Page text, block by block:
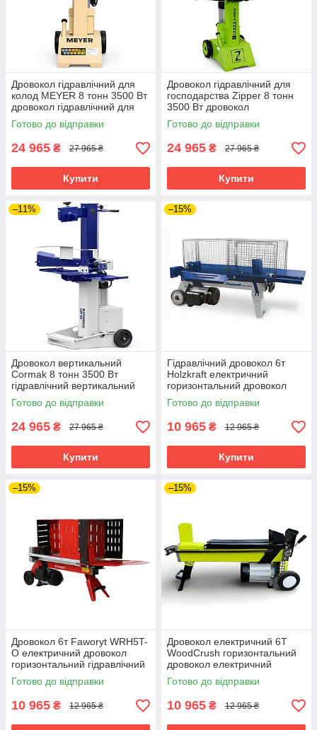
Дровокол гідравлічний для
колод MEYER 8 тонн 3500 Вт
дровокол гідравлічний для
швидкої колки дров
Готово до відправки
24 965 ₴ 27 965 ₴
Купити
Дровокол гідравлічний для
господарства Zipper 8 тонн
3500 Вт дровокол
гідравлічний вертикального
типу
Готово до відправки
24 965 ₴ 27 965 ₴
Купити
–11%
Дровокол вертикальний
Cormak 8 тонн 3500 Вт
гідравлічний вертикальний
дровокол дровокол
гідравлічний для
Готово до відправки
24 965 ₴ 27 965 ₴
Купити
–15%
Гідравлічний дровокол 6т
Holzkraft електричний
горизонтальний дровокол
колун для заготівлі дров
Готово до відправки
10 965 ₴ 12 965 ₴
Купити
–15%
Дровокол 6т Faworyt WRH5T-
O електричний дровокол
горизонтальний гідравлічний
дровокол
Готово до відправки
10 965 ₴ 12 965 ₴
–15%
Дровокол електричний 6Т
WoodCrush горизонтальний
дровокол електричний
дровокол гідравлічний
Готово до відправки
10 965 ₴ 12 965 ₴